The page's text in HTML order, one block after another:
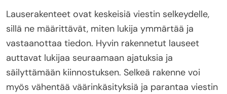
Lauserakenteet ovat keskeisiä viestin selkeydelle,
sillä ne määrittävät, miten lukija ymmärtää ja
vastaanottaa tiedon. Hyvin rakennetut lauseet
auttavat lukijaa seuraamaan ajatuksia ja
säilyttämään kiinnostuksen. Selkeä rakenne voi
myös vähentää väärinkäsityksiä ja parantaa viestin